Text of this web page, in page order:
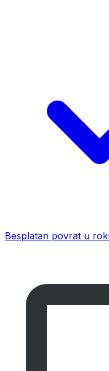
Besplatan povrat u